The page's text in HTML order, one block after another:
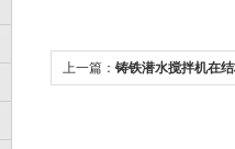
上一篇： 铸铁潜水搅拌机在